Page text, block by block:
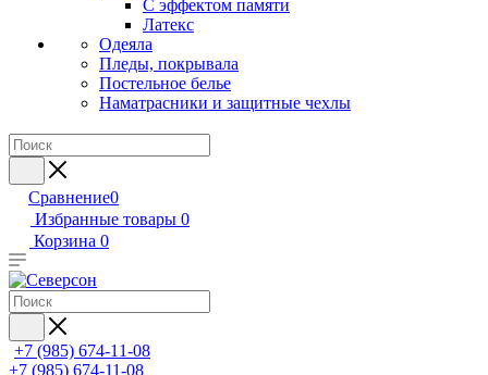
С эффектом памяти
Латекс
Одеяла
Пледы, покрывала
Постельное белье
Наматрасники и защитные чехлы
Сравнение0
Избранные товары 0
Корзина 0
+7 (985) 674-11-08
+7 (985) 674-11-08